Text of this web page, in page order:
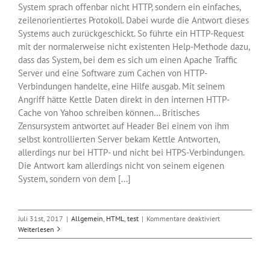
System sprach offenbar nicht HTTP, sondern ein einfaches,
zeilenorientiertes Protokoll. Dabei wurde die Antwort dieses
Systems auch zurückgeschickt. So führte ein HTTP-Request
mit der normalerweise nicht existenten Help-Methode dazu,
dass das System, bei dem es sich um einen Apache Traffic
Server und eine Software zum Cachen von HTTP-
Verbindungen handelte, eine Hilfe ausgab. Mit seinem
Angriff hätte Kettle Daten direkt in den internen HTTP-
Cache von Yahoo schreiben können… Britisches
Zensursystem antwortet auf Header Bei einem von ihm
selbst kontrollierten Server bekam Kettle Antworten,
allerdings nur bei HTTP- und nicht bei HTPS-Verbindungen.
Die Antwort kam allerdings nicht von seinem eigenen
System, sondern von dem [...]
Juli 31st, 2017 | Allgemein HTML test | Kommentare deaktiviertfür
Header
Weiterlesen